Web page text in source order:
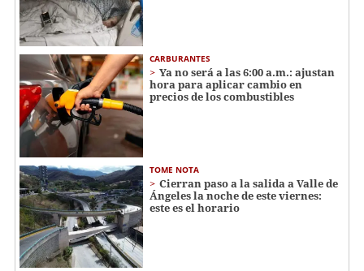
CARBURANTES
Ya no será a las 6:00 a.m.: ajustan
hora para aplicar cambio en
precios de los combustibles
TOME NOTA
Cierran paso a la salida a Valle de
Ángeles la noche de este viernes:
este es el horario